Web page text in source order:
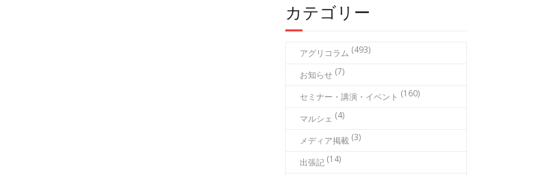
カテゴリー
アグリコラム (493)
お知らせ (7)
セミナー・講演・イベント (160)
マルシェ (4)
メディア掲載 (3)
出張記 (14)